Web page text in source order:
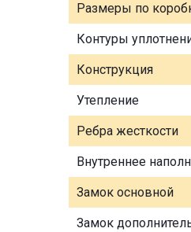
Размеры по
Контуры
Конструкция
Утепление
Ребра жесткости
Внутреннее
Замок основной
Замок